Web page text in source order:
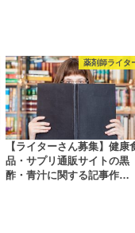
薬剤師ライタ
【ライターさん募集】健康
品・サプリ通販サイトの黒
酢・青汁に関する記事作…